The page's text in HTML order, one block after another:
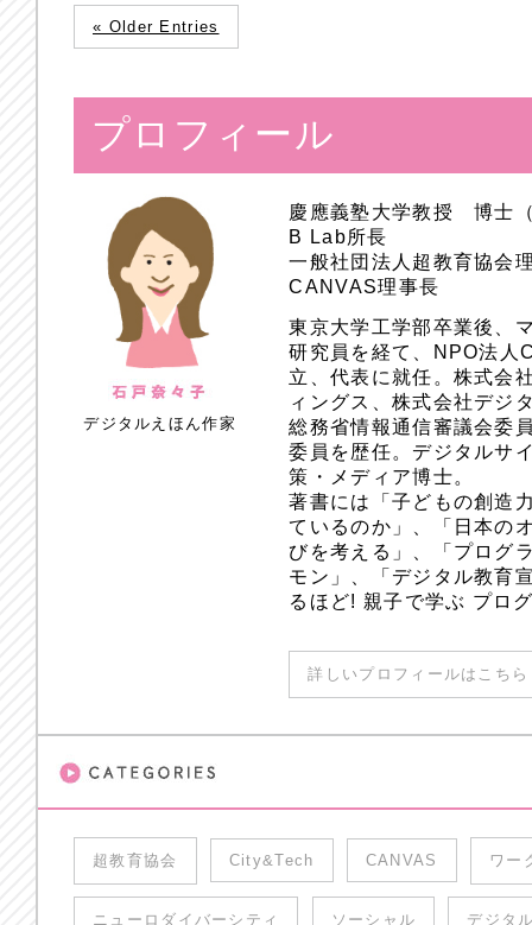
« Older Entries
プロフィール
デジタルえほん作家
慶應義塾大学教授 博士
B Lab所長
一般社団法人超教育協会
CANVAS理事長
東京大学工学部卒業後、
研究員を経て、NPO法人
立、代表に就任。株式会
ィングス、株式会社デジ
総務省情報通信審議会委
委員を歴任。デジタルサ
策・メディア博士。
著書には「子どもの創造
ているのか」、「日本の
びを考える」、「プログ
モン」、「デジタル教育
るほど! 親子で学ぶ プロ
詳しいプロフィールはこち
超教育協会 City&Tech CANVAS ワー
ニューロダイバーシティ ソーシャル デジタ